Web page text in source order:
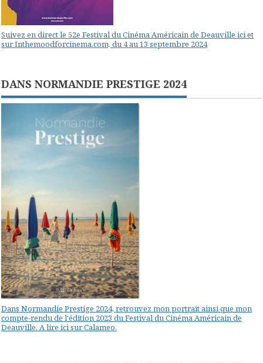
Suivez en direct le 52e Festival du Cinéma Américain de Deauville ici et
sur Inthemoodforcinema.com, du 4 au 13 septembre 2024
DANS NORMANDIE PRESTIGE 2024
Dans Normandie Prestige 2024, retrouvez mon portrait ainsi que mon
compte-rendu de l'édition 2023 du Festival du Cinéma Américain de
Deauville. A lire ici sur Calameo.